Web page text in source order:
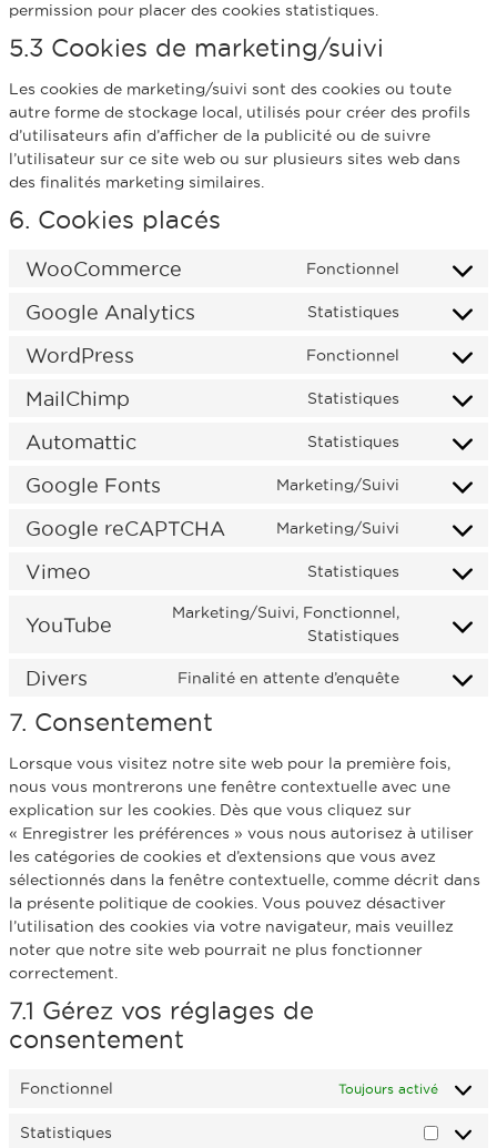
permission pour placer des cookies statistiques.
5.3 Cookies de marketing/suivi
Les cookies de marketing/suivi sont des cookies ou toute
autre forme de stockage local, utilisés pour créer des profils
d’utilisateurs afin d’afficher de la publicité ou de suivre
l’utilisateur sur ce site web ou sur plusieurs sites web dans
des finalités marketing similaires.
6. Cookies placés
WooCommerce Fonctionnel
Google Analytics Statistiques
WordPress Fonctionnel
MailChimp Statistiques
Automattic Statistiques
Google Fonts Marketing/Suivi
Google reCAPTCHA Marketing/Suivi
Vimeo Statistiques
YouTube
Marketing/Suivi, Fonctionnel,
Statistiques
Divers Finalité en attente d’enquête
7. Consentement
Lorsque vous visitez notre site web pour la première fois,
nous vous montrerons une fenêtre contextuelle avec une
explication sur les cookies. Dès que vous cliquez sur
« Enregistrer les préférences » vous nous autorisez à utiliser
les catégories de cookies et d’extensions que vous avez
sélectionnés dans la fenêtre contextuelle, comme décrit dans
la présente politique de cookies. Vous pouvez désactiver
l’utilisation des cookies via votre navigateur, mais veuillez
noter que notre site web pourrait ne plus fonctionner
correctement.
7.1 Gérez vos réglages de
consentement
Fonctionnel Toujours activé
Statistiques